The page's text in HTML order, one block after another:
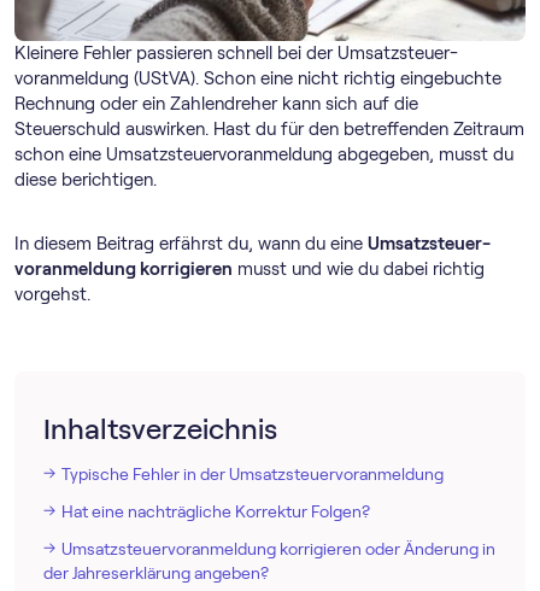
Kleinere Fehler passieren schnell bei der Umsatz­steuer­
voranmeldung (UStVA). Schon eine nicht richtig eingebuchte
Rechnung oder ein Zahlendreher kann sich auf die
Steuerschuld auswirken. Hast du für den betreffenden Zeitraum
schon eine Umsatz­steuer­voranmeldung abgegeben, musst du
diese berichtigen.
In diesem Beitrag erfährst du, wann du eine Umsatz­steuer­
voranmeldung korrigieren musst und wie du dabei richtig
vorgehst.
Inhaltsverzeichnis
Typische Fehler in der Umsatz­steuer­voranmeldung
Hat eine nachträgliche Korrektur Folgen?
Umsatz­steuer­voranmeldung korrigieren oder Änderung in
der Jahreserklärung angeben?